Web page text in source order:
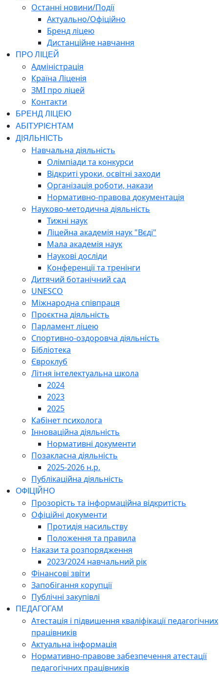
Останні новини/Події
Актуально/Офіційно
Бренд ліцею
Дистанційне навчання
ПРО ЛІЦЕЙ
Адміністрація
Країна Ліценія
ЗМІ про ліцей
Контакти
БРЕНД ЛІЦЕЮ
АБІТУРІЄНТАМ
ДІЯЛЬНІСТЬ
Навчальна діяльність
Олімпіади та конкурси
Відкриті уроки, освітні заходи
Організація роботи, накази
Нормативно-правова документація
Науково-методична діяльність
Тижні наук
Ліцейна академія наук "Вєді"
Мала академія наук
Наукові досліди
Конференції та тренінги
Дитячий ботанічний сад
UNESCO
Міжнародна співпраця
Проєктна діяльність
Парламент ліцею
Спортивно-оздоровча діяльність
Бібліотека
Євроклуб
Літня інтелектуальна школа
2024
2023
2025
Кабінет психолога
Інноваційна діяльність
Нормативні документи
Позакласна діяльність
2025-2026 н.р.
Публікаційна діяльність
ОФІЦІЙНО
Прозорість та інформаційна відкритість
Офіційні документи
Протидія насильству
Положення та правила
Накази та розпорядження
2023/2024 навчальний рік
Фінансові звіти
Запобігання корупції
Публічні закупівлі
ПЕДАГОГАМ
Атестація і підвишення кваліфікації педагогічних
працівників
Актуальна інформація
Нормативно-правове забезпечення атестації
педагогічних працівників